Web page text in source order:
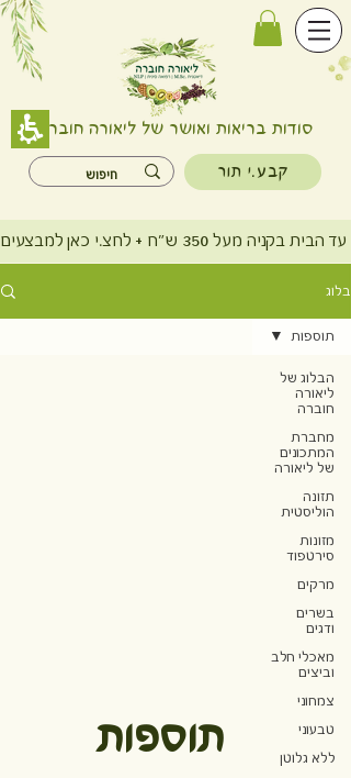
סודות בריאות ואושר של ליאורה חוברה
קבע.י תור
ש"ח + לחצ.י כאן למבצעים
בלוג
הבלוג של
ליאורה
חוברה
מחברת
המתכונים
של ליאורה
תזונה
הוליסטית
מזונות
סירטפוד
מרקים
בשרים
ודגים
מאכלי חלב
וביצים
צמחוני
טבעוני
ללא גלוטן
תוספות
תוספות